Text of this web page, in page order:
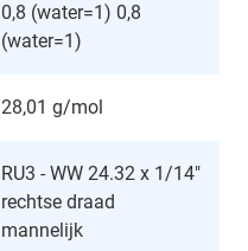
0,8 (water=1) 0,8
(water=1)
28,01 g/mol
RU3 - WW 24.32 x 1/14"
rechtse draad
mannelijk